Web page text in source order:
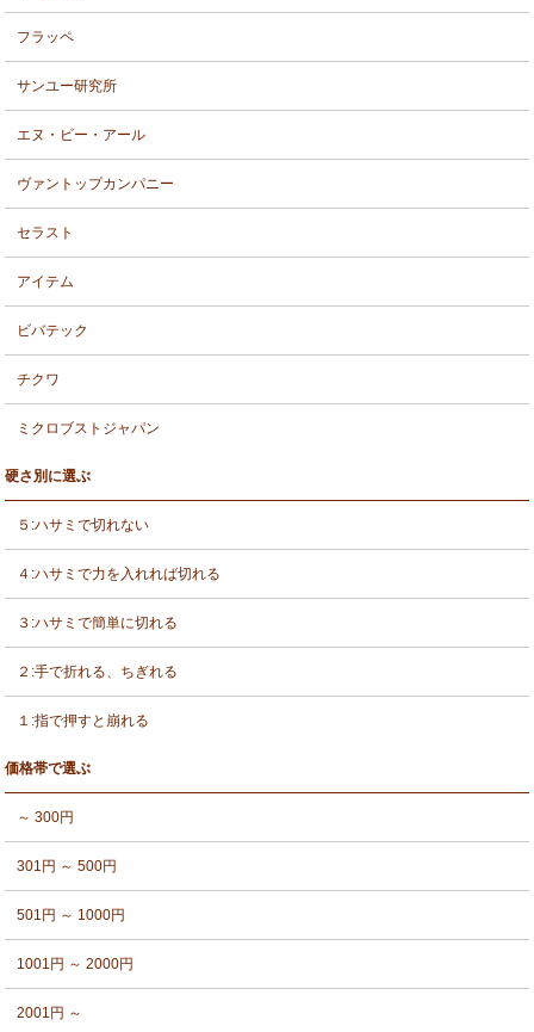
フラッペ
サンユー研究所
エヌ・ビー・アール
ヴァントップカンパニー
セラスト
アイテム
ビバテック
チクワ
ミクロブストジャパン
硬さ別に選ぶ
５:ハサミで切れない
４:ハサミで力を入れれば切れる
３:ハサミで簡単に切れる
２:手で折れる、ちぎれる
１:指で押すと崩れる
価格帯で選ぶ
～ 300円
301円 ～ 500円
501円 ～ 1000円
1001円 ～ 2000円
2001円 ～